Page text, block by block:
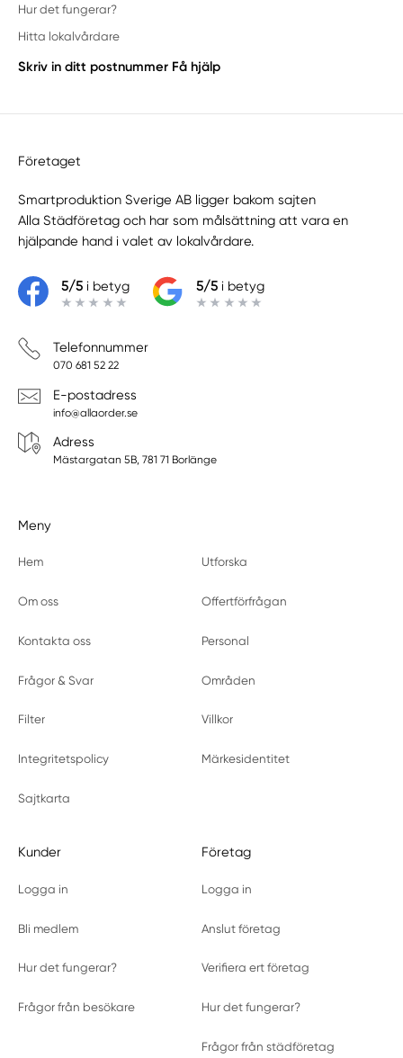
Hur det fungerar?
Hitta lokalvårdare
Skriv in ditt postnummer Få hjälp
Företaget
Smartproduktion Sverige AB ligger bakom sajten
Alla Städföretag och har som målsättning att vara en
hjälpande hand i valet av lokalvårdare.
5/5i betyg 5/5i betyg
Telefonnummer
070 681 52 22
E-postadress
info@allaorder.se
Adress
Mästargatan 5B, 781 71 Borlänge
Meny
Hem Utforska
Om oss Offertförfrågan
Kontakta oss Personal
Frågor & Svar Områden
Filter Villkor
Integritetspolicy Märkesidentitet
Sajtkarta
Kunder
Logga in
Bli medlem
Hur det fungerar?
Frågor från besökare
Företag
Logga in
Anslut företag
Verifiera ert företag
Hur det fungerar?
Frågor från städföretag